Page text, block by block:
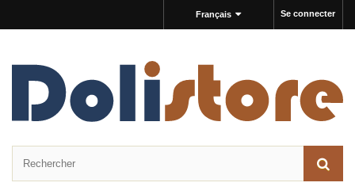
Se connecter
Français